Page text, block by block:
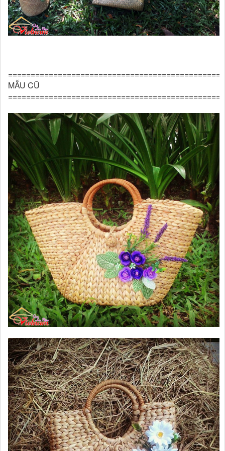
================================================
MẪU CŨ